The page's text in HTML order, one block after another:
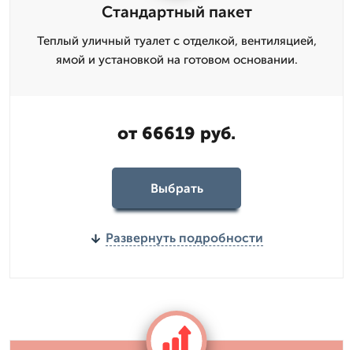
Стандартный пакет
Теплый уличный туалет с отделкой, вентиляцией,
ямой и установкой на готовом основании.
от 66619 руб.
Выбрать
Развернуть подробности